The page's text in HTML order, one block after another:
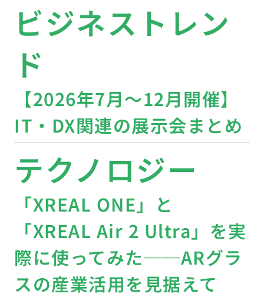
ビジネストレン
ド
【2026年7月〜12月開催】
IT・DX関連の展示会まとめ
テクノロジー
「XREAL ONE」と
「XREAL Air 2 Ultra」を実
際に使ってみた──ARグラ
スの産業活用を見据えて